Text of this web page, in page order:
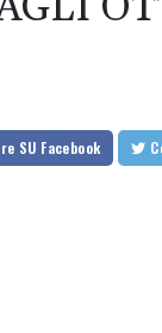
SU Facebook